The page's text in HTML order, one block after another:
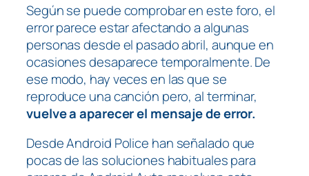
Según se puede comprobar en este foro, el
error parece estar afectando a algunas
personas desde el pasado abril, aunque en
ocasiones desaparece temporalmente. De
ese modo, hay veces en las que se
reproduce una canción pero, al terminar,
vuelve a aparecer el mensaje de error.
DesdeAndroid Police han señalado que
pocas de las soluciones habituales para